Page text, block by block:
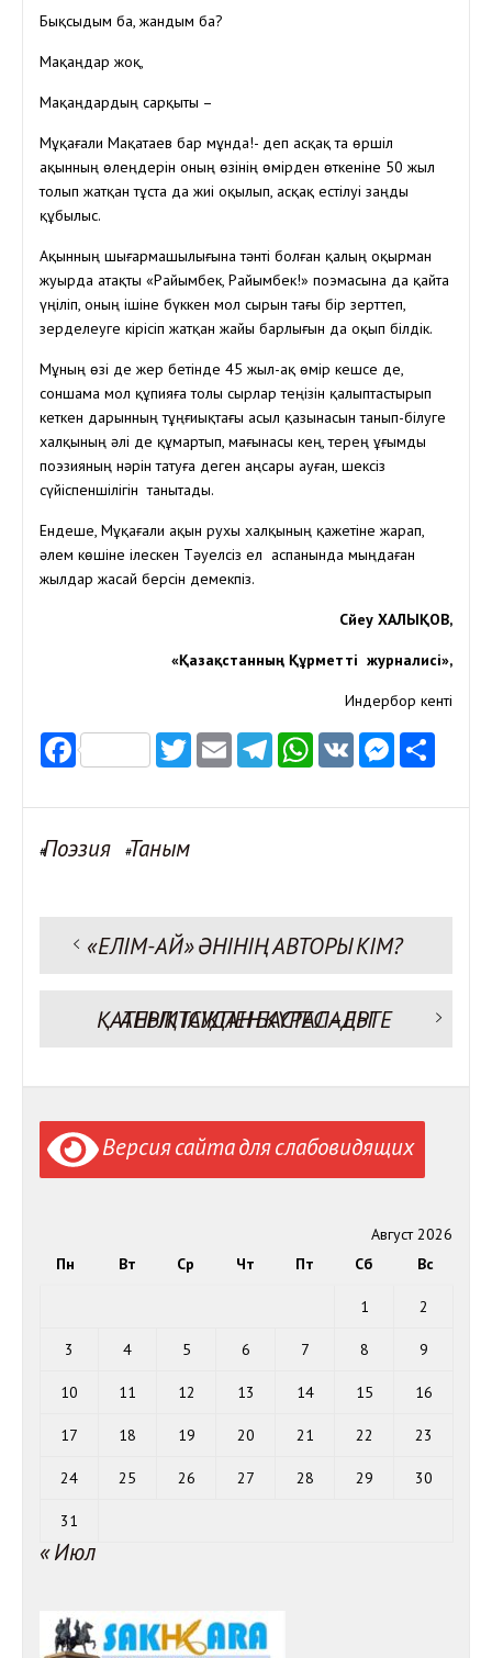
Бықсыдым ба, жандым ба?
Мақаңдар жоқ,
Мақаңдардың сарқыты –
Мұқағали Мақатаев бар мұнда!- деп асқақ та өршіл
ақынның өлеңдерін оның өзінің өмірден өткеніне 50 жыл
толып жатқан тұста да жиі оқылып, асқақ естілуі заңды
құбылыс.
Ақынның шығармашылығына тәнті болған қалың оқырман
жуырда атақты «Райымбек, Райымбек!» поэмасына да қайта
үңіліп, оның ішіне бүккен мол сырын тағы бір зерттеп,
зерделеуге кірісіп жатқан жайы барлығын да оқып білдік.
Мұның өзі де жер бетінде 45 жыл-ақ өмір кешсе де,
соншама мол құпияға толы сырлар теңізін қалыптастырып
кеткен дарынның тұңғиықтағы асыл қазынасын танып-білуге
халқының әлі де құмартып, мағынасы кең, терең ұғымды
поэзияның нәрін татуға деген аңсары ауған, шексіз
сүйіспеншілігін танытады.
Ендеше, Мұқағали ақын рухы халқының қажетіне жарап,
әлем көшіне ілескен Тәуелсіз ел аспанында мыңдаған
жылдар жасай берсін демекпіз.
Сүйеу ХАЛЫҚОВ,
«Қазақстанның Құрметті журналисі»,
Индербор кенті
FacebookTwitter
EmailTelegram
WhatsApp
VK
#Поэзия #Таным
Навигация
записям
Предыдущая запись:
«ЕЛІМ-АЙ» ӘНІНІҢ АВТОРЫ КІМ?
Следующая запись:
ҚАТЕРЛІ ІСІКПЕН КҮРЕС – ЕРТЕ АНЫҚТАУДАН БАСТАЛАДЫ
Версия сайта для слабовидящих
Август 2026
Пн
Вт Ср Чт Пт Сб Вс
1 2
3 4 5 6 7 8 9
10 11 12 13 14 15 16
17 18 19 20 21 22 23
24 25 26 27 28 29 30
31
« Июл